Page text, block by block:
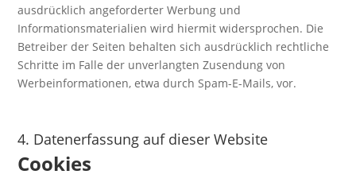
ausdrücklich angeforderter Werbung und
Informationsmaterialien wird hiermit widersprochen. Die
Betreiber der Seiten behalten sich ausdrücklich rechtliche
Schritte im Falle der unverlangten Zusendung von
Werbeinformationen, etwa durch Spam-E-Mails, vor.
4. Datenerfassung auf dieser Website
Cookies